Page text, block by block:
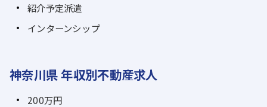
紹介予定派遣
インターンシップ
神奈川県 年収別不動産求人
200万円